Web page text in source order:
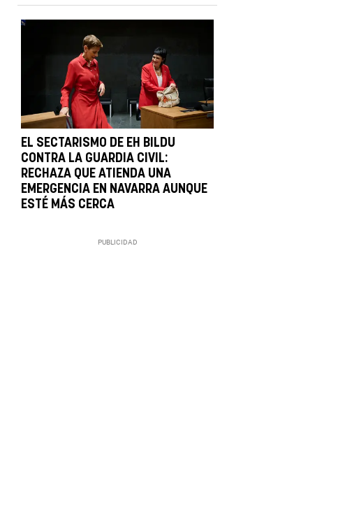
EL SECTARISMO DE EH BILDU
CONTRA LA GUARDIA CIVIL:
RECHAZA QUE ATIENDA UNA
EMERGENCIA EN NAVARRA AUNQUE
ESTÉ MÁS CERCA